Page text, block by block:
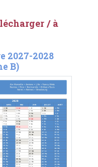
/ à
2027-2028
B)